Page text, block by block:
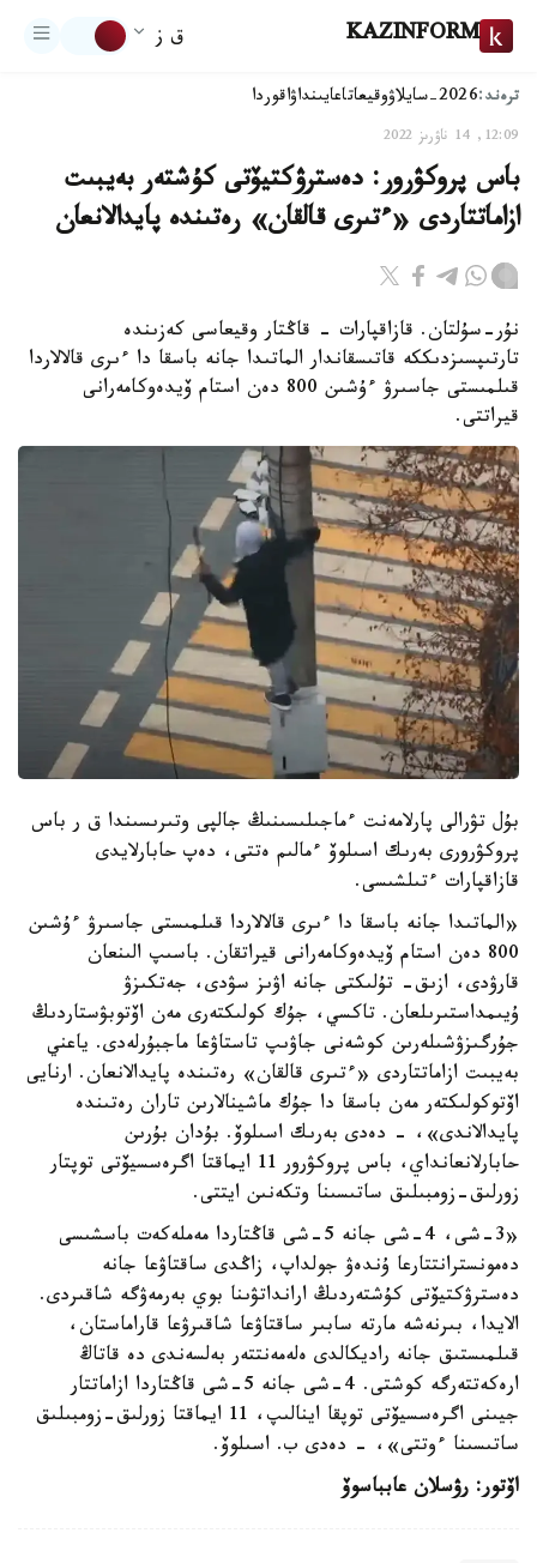
KAZINFORM ق ز
ترەند:2026-سايلاۋ وقيعاتاعايىنداۋاقوردا
12:09, 14 ناۋرىز 2022
باس پروكۋرور: دەسترۋكتيۆتى كۇشتەر بەيبىت
ازاماتتاردى «ءتىرى قالقان» رەتىندە پايدالانعان
نۇر-سۇلتان. قازاقپارات - قاڭتار وقيعاسى كەزىندە
تارتىپسىزدىككە قاتىسقاندار الماتىدا جانە باسقا دا ءىرى قالالاردا
قىلمىستى جاسىرۋ ءۇشىن 800 دەن استام ۆيدەوكامەرانى
قيراتتى.
بۇل تۋرالى پارلامەنت ءماجىلىسىنىڭ جالپى وتىرىسىندا ق ر باس
پروكۋرورى بەرىك اسىلوۆ ءمالىم ەتتى، دەپ حابارلايدى
قازاقپارات ءتىلشىسى.
«الماتىدا جانە باسقا دا ءىرى قالالاردا قىلمىستى جاسىرۋ ءۇشىن
800 دەن استام ۆيدەوكامەرانى قيراتقان. باسىپ الىنعان
قارۋدى، ازىق- تۇلىكتى جانە اۋىز سۋدى، جەتكىزۋ
ۇيىمداستىرىلعان. تاكسي، جۇك كولىكتەرى مەن اۆتوبۋستاردىڭ
جۇرگىزۋشىلەرىن كوشەنى جاۋىپ تاستاۋعا ماجبۇرلەدى. ياعني
بەيبىت ازاماتتاردى «ءتىرى قالقان» رەتىندە پايدالانعان. ارنايى
اۆتوكولىكتەر مەن باسقا دا جۇك ماشينالارىن تاران رەتىندە
پايدالاندى»، - دەدى بەرىك اسىلوۆ. بۇدان بۇرىن
حابارلانعانداي، باس پروكۋرور 11 ايماقتا اگرەسسيۆتى توپتار
زورلىق-زومبىلىق ساتىسىنا وتكەنىن ايتتى.
«3-شى، 4-شى جانە 5-شى قاڭتاردا مەملەكەت باسشىسى
دەمونسترانتتارعا ۇندەۋ جولداپ، زاڭدى ساقتاۋعا جانە
دەسترۋكتيۆتى كۇشتەردىڭ ارانداتۋىنا بوي بەرمەۋگە شاقىردى.
الايدا، بىرنەشە مارتە سابىر ساقتاۋعا شاقىرۋعا قاراماستان،
قىلمىستىق جانە راديكالدى ەلەمەنتتەر بەلسەندى دە قاتاڭ
ارەكەتتەرگە كوشتى. 4-شى جانە 5-شى قاڭتاردا ازاماتتار
جيىنى اگرەسسيۆتى توپقا اينالىپ، 11 ايماقتا زورلىق-زومبىلىق
ساتىسىنا ءوتتى»، - دەدى ب. اسىلوۆ.
اۆتور: رۋسلان عابباسوۆ